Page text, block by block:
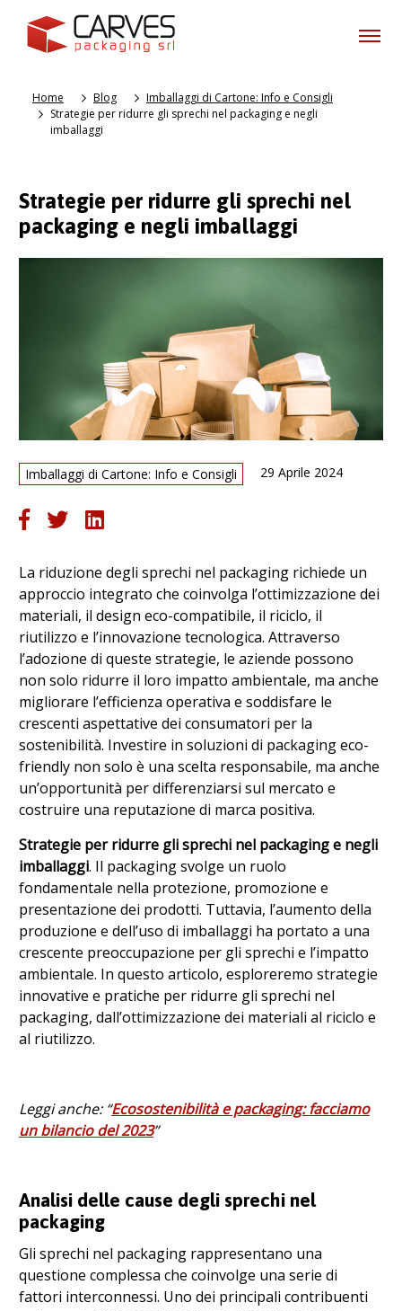
Home Blog
Imballaggi di Cartone: Info e Consigli
Strategie per ridurre gli sprechi nel packaging e negli
imballaggi
Strategie per ridurre gli sprechi nel
packaging e negli imballaggi
Imballaggi di Cartone: Info e Consigli 29 Aprile 2024
La riduzione degli sprechi nel packaging richiede un
approccio integrato che coinvolga l’ottimizzazione dei
materiali, il design eco-compatibile, il riciclo, il
riutilizzo e l’innovazione tecnologica. Attraverso
l’adozione di queste strategie, le aziende possono
non solo ridurre il loro impatto ambientale, ma anche
migliorare l’efficienza operativa e soddisfare le
crescenti aspettative dei consumatori per la
sostenibilità. Investire in soluzioni di packaging eco-
friendly non solo è una scelta responsabile, ma anche
un’opportunità per differenziarsi sul mercato e
costruire una reputazione di marca positiva.
Strategie per ridurre gli sprechi nel packaging e negli
imballaggi. Il packaging svolge un ruolo
fondamentale nella protezione, promozione e
presentazione dei prodotti. Tuttavia, l’aumento della
produzione e dell’uso di imballaggi ha portato a una
crescente preoccupazione per gli sprechi e l’impatto
ambientale. In questo articolo, esploreremo strategie
innovative e pratiche per ridurre gli sprechi nel
packaging, dall’ottimizzazione dei materiali al riciclo e
al riutilizzo.
Leggi anche: “Ecosostenibilità e packaging: facciamo
un bilancio del 2023”
Analisi delle cause degli sprechi nel
packaging
Gli sprechi nel packaging rappresentano una
questione complessa che coinvolge una serie di
fattori interconnessi. Uno dei principali contribuenti